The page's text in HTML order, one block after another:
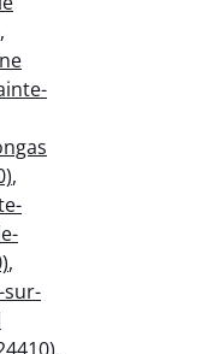
,
,
,
sur-